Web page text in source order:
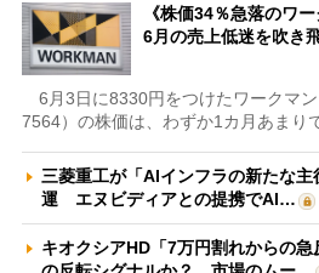
《株価34％急落のワ
6月の売上低迷を吹き
6月3日に8330円をつけたワークマン
7564）の株価は、わずか1カ月あまり
三菱重工が「AIインフラの新たな
運 エヌビディアとの提携でAI…
キオクシアHD「7万円割れからの